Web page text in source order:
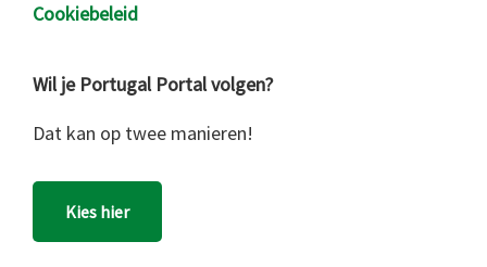
Cookiebeleid
Wil je Portugal Portal volgen?
Dat kan op twee manieren!
Kies hier